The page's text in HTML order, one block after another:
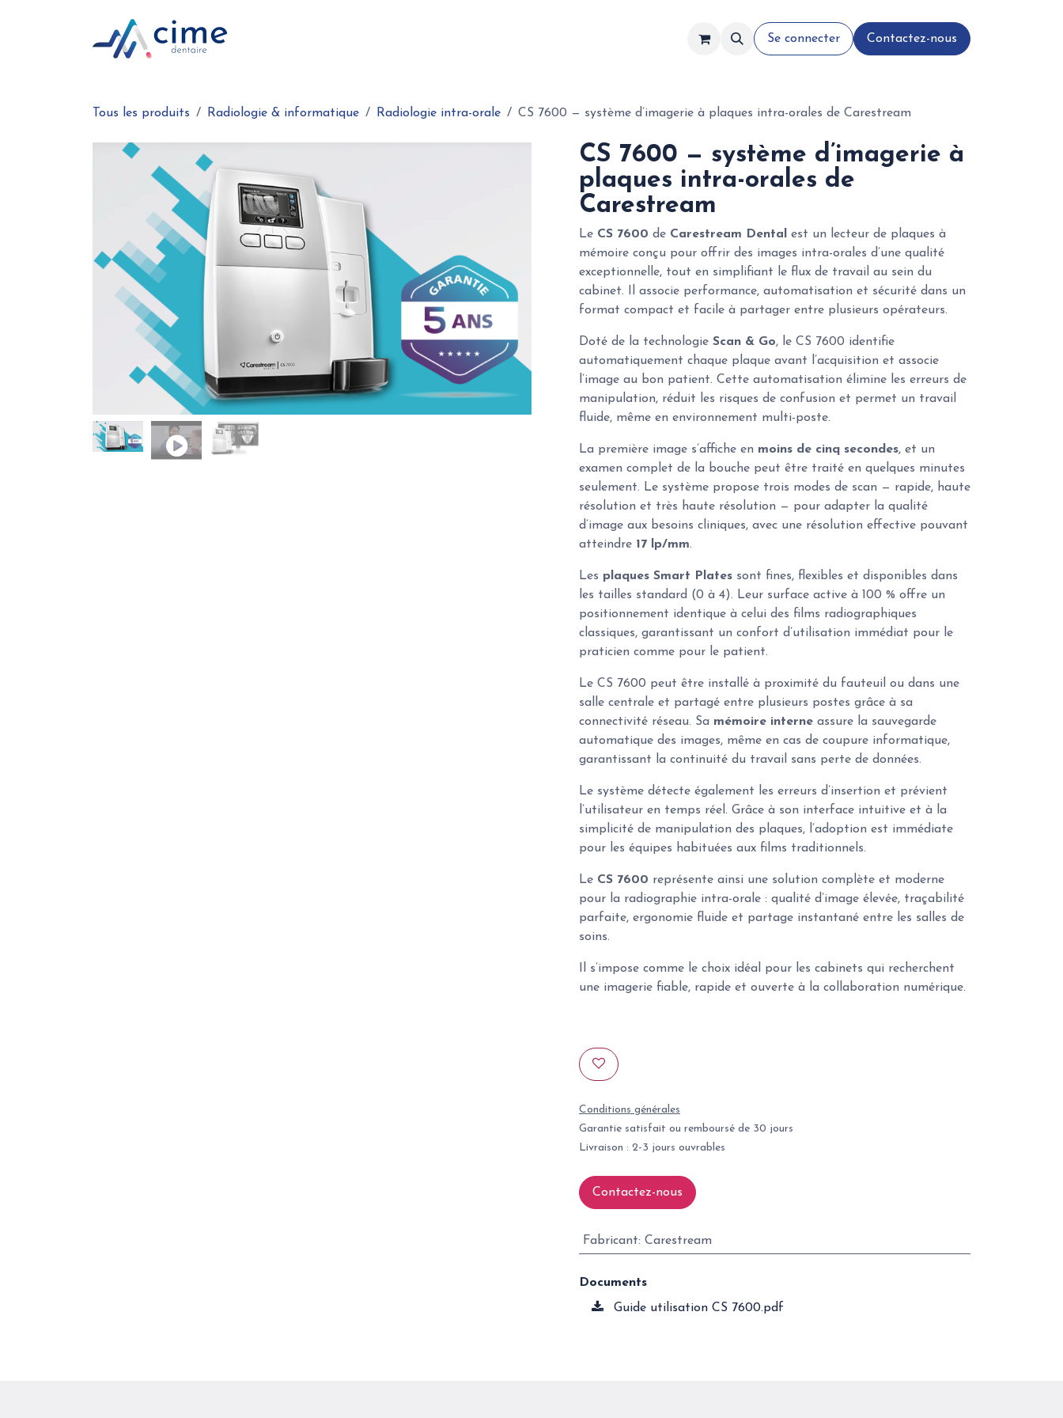
Se connecter Contactez-nous
Tous les produits Radiologie & informatique Radiologie intra-orale CS 7600 — système d’imagerie à plaques intra-orales de Carestream
CS 7600 — système d’imagerie à
plaques intra-orales de
Carestream
Le CS 7600 de Carestream Dental
est un lecteur de plaques à
mémoire conçu pour offrir des images intra-orales d’une qualité
exceptionnelle, tout en simplifiant le flux de travail au sein du
cabinet. Il associe performance, automatisation et sécurité dans un
format compact et facile à partager entre plusieurs opérateurs.
Doté de la technologie Scan & Go, le CS 7600 identifie
automatiquement chaque plaque avant l’acquisition et associe
l’image au bon patient. Cette automatisation élimine les erreurs de
manipulation, réduit les risques de confusion et permet un travail
fluide, même en environnement multi-poste.
La première image s’affiche en moins de cinq secondes, et un
examen complet de la bouche peut être traité en quelques minutes
seulement. Le système propose trois modes de scan — rapide, haute
résolution et très haute résolution — pour adapter la qualité
d’image aux besoins cliniques, avec une résolution effective pouvant
atteindre 17 lp/mm.
Les plaques Smart Plates sont fines, flexibles et disponibles dans
les tailles standard (0 à 4). Leur surface active à 100 % offre un
positionnement identique à celui des films radiographiques
classiques, garantissant un confort d’utilisation immédiat pour le
praticien comme pour le patient.
Le CS 7600 peut être installé à proximité du fauteuil ou dans une
salle centrale et partagé entre plusieurs postes grâce à sa
connectivité réseau. Sa mémoire interne assure la sauvegarde
automatique des images, même en cas de coupure informatique,
garantissant la continuité du travail sans perte de données.
Le système détecte également les erreurs d’insertion et prévient
l’utilisateur en temps réel. Grâce à son interface intuitive et à la
simplicité de manipulation des plaques, l’adoption est immédiate
pour les équipes habituées aux films traditionnels.
Le CS 7600 représente ainsi une solution complète et moderne
pour la radiographie intra-orale : qualité d’image élevée, traçabilité
parfaite, ergonomie fluide et partage instantané entre les salles de
soins.
Il s’impose comme le choix idéal pour les cabinets qui recherchent
une imagerie fiable, rapide et ouverte à la collaboration numérique.
Conditions générales
Garantie satisfait ou remboursé de 30 jours
Livraison : 2-3 jours ouvrables
Contactez-nous
Fabricant: Carestream
Documents
Guide utilisation CS 7600.pdf